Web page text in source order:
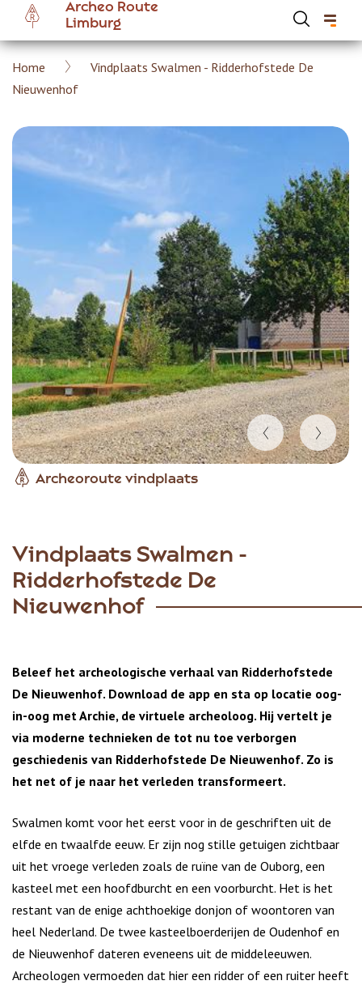
Overslaan
naar
inhoud
Archeo Route
Limburg
Kruimelpad
Home
Vindplaats Swalmen - Ridderhofstede De
Nieuwenhof
Archeoroute vindplaats
Item
Vindplaats Swalmen -
Ridderhofstede De
Nieuwenhof
Beleef het archeologische verhaal van Ridderhofstede
De Nieuwenhof. Download de app en sta op locatie oog-
in-oog met Archie, de virtuele archeoloog. Hij vertelt je
via moderne technieken de tot nu toe verborgen
geschiedenis van Ridderhofstede De Nieuwenhof. Zo is
het net of je naar het verleden transformeert.
Swalmen komt voor het eerst voor in de geschriften uit de
elfde en twaalfde eeuw. Er zijn nog stille getuigen zichtbaar
uit het vroege verleden zoals de ruïne van de Ouborg, een
kasteel met een hoofdburcht en een voorburcht. Het is het
restant van de enige achthoekige donjon of woontoren van
heel Nederland. De twee kasteelboerderijen de Oudenhof en
de Nieuwenhof dateren eveneens uit de middeleeuwen.
Archeologen vermoeden dat hier een ridder of een ruiter heeft